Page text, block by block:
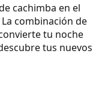
cachimba en el
combinación de
tu noche
tus nuevos